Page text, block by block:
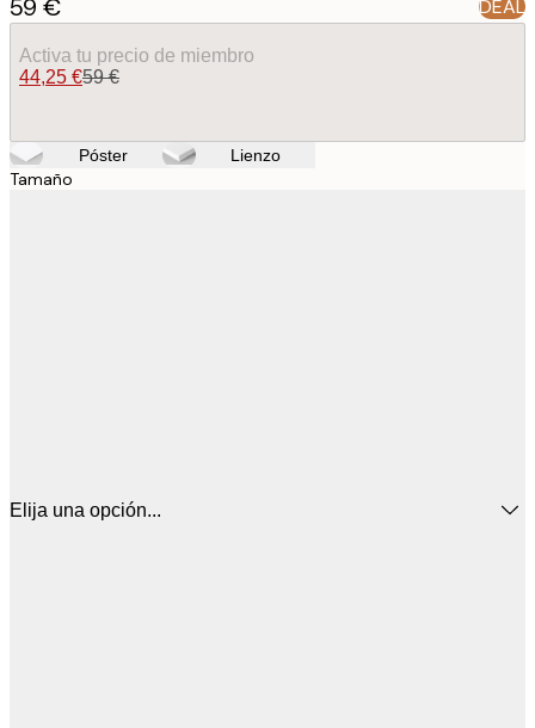
59 € DEAL
Activa tu precio de miembro
44,25 €59 €
Póster Lienzo
Tamaño
Elija una opción...